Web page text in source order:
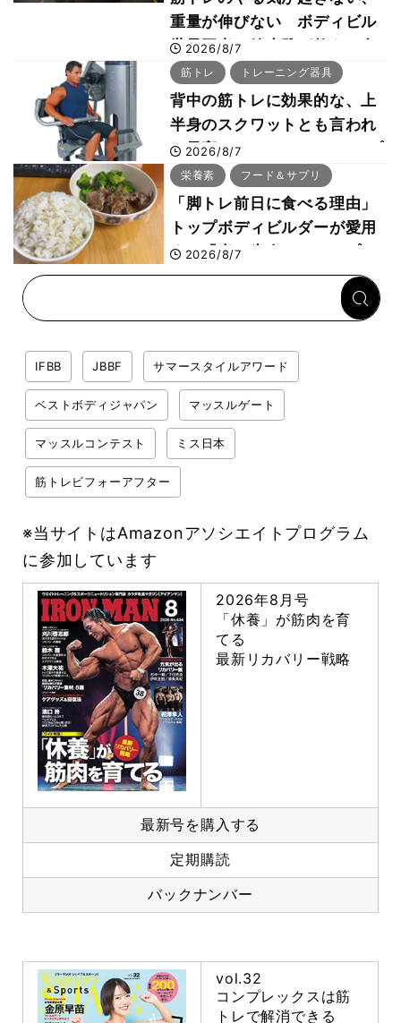
重量が伸びない ボディビル
世界王者・鈴木雅が教える食
事・睡眠・呼吸の整え方
2026/8/7
筋トレ トレーニング器具
背中の筋トレに効果的な、上
半身のスクワットとも言われ
た最高マシン“ノーチラス・プ
ルオーバーマシン”とは？
2026/8/7
栄養素 フード＆サプリ
「脚トレ前日に食べる理由」
トップボディビルダーが愛用
する「米＋牛肉」のシンプル
回復メシとは？
2026/8/7
IFBB JBBF サマースタイルアワード
ベストボディジャパン マッスルゲート
マッスルコンテスト ミス日本
筋トレビフォーアフター
※当サイトはAmazonアソシエイトプログラム
に参加しています
2026年8月号
「休養」が筋肉を育
てる
最新リカバリー戦略
最新号を購入する
定期購読
バックナンバー
vol.32
コンプレックスは筋
トレで解消できる